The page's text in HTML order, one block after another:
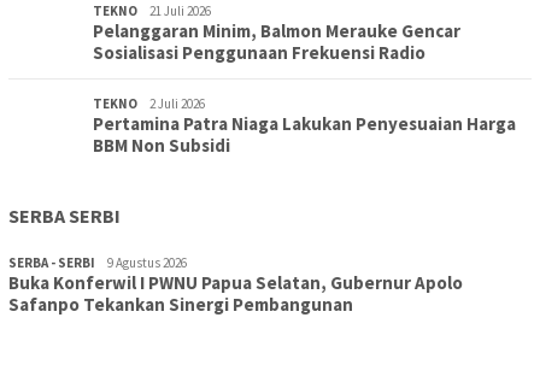
TEKNO 21 Juli 2026
Pelanggaran Minim, Balmon Merauke Gencar
Sosialisasi Penggunaan Frekuensi Radio
TEKNO 2 Juli 2026
Pertamina Patra Niaga Lakukan Penyesuaian Harga
BBM Non Subsidi
SERBA SERBI
SERBA - SERBI 9 Agustus 2026
Buka Konferwil I PWNU Papua Selatan, Gubernur Apolo
Safanpo Tekankan Sinergi Pembangunan
TOPIK 9 Agustus 2026
Konferwil I PWNU Papua Selatan Resmi Digelar, Siapkan